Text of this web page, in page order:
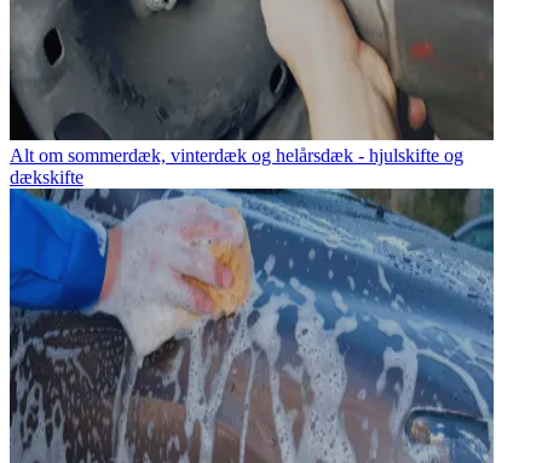
Alt om sommerdæk, vinterdæk og helårsdæk - hjulskifte og
dækskifte